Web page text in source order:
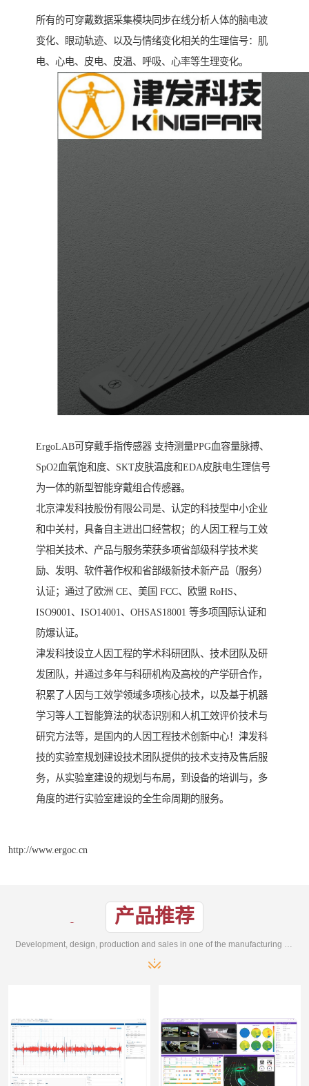
所有的可穿戴数据采集模块同步在线分析人体的脑电波
变化、眼动轨迹、以及与情绪变化相关的生理信号：肌
电、心电、皮电、皮温、呼吸、心率等生理变化。
ErgoLAB可穿戴手指传感器 支持测量PPG血容量脉搏、
SpO2血氧饱和度、SKT皮肤温度和EDA皮肤电生理信号
为一体的新型智能穿戴组合传感器。
北京津发科技股份有限公司是、认定的科技型中小企业
和中关村，具备自主进出口经营权；的人因工程与工效
学相关技术、产品与服务荣获多项省部级科学技术奖
励、发明、软件著作权和省部级新技术新产品（服务）
认证；通过了欧洲 CE、美国 FCC、欧盟 RoHS、
ISO9001、ISO14001、OHSAS18001 等多项国际认证和
防爆认证。
津发科技设立人因工程的学术科研团队、技术团队及研
发团队，并通过多年与科研机构及高校的产学研合作，
积累了人因与工效学领域多项核心技术，以及基于机器
学习等人工智能算法的状态识别和人机工效评价技术与
研究方法等，是国内的人因工程技术创新中心！津发科
技的实验室规划建设技术团队提供的技术支持及售后服
务，从实验室建设的规划与布局，到设备的培训与，多
角度的进行实验室建设的全生命周期的服务。
http://www.ergoc.cn
产品推荐
Development, design, production and sales in one of the manufacturing enterprises